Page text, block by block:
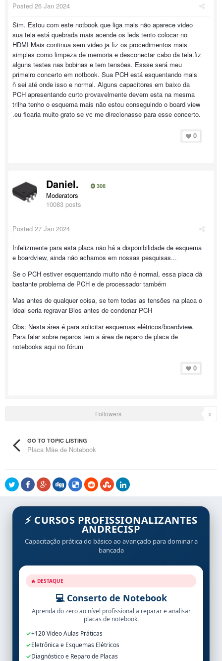
Posted 26 Jan 2024
Sim. Estou com este notbook que liga mais não aparece video
sua tela está quebrada mais acende os leds tento colocar no
HDMI Mais continua sem video ja fiz os procedimentos mais
simples como limpeza de memoria e desconectar cabo da tela.fiz
alguns testes nas bobinas e tem tensões. Essse será meu
primeiro concerto em notbook. Sua PCH está esquentando mais
ñ sei até onde isso e normal. Alguns capacitores em baixo da
PCH apresentando curto provavelmente devem esta na mesma
trilha tenho o esquema mais não estou conseguindo o board view
.eu ficaria muito grato se vc me direcionasse para esse concerto.
0
Daniel. 308
Moderators
10083 posts
Posted 27 Jan 2024
Infelizmente para esta placa não há a disponibilidade de esquema
e boardview, ainda não achamos em nossas pesquisas...
Se o PCH estiver esquentando muito não é normal, essa placa dá
bastante problema de PCH e de processador também
Mas antes de qualquer coisa, se tem todas as tensões na placa o
ideal seria regravar Bios antes de condenar PCH
Obs: Nesta área é para solicitar esquemas elétricos/boardview.
Para falar sobre reparos tem a área de reparo de placa de
notebooks aqui no fórum
0
Followers 0
GO TO TOPIC LISTING
Placa Mãe de Notebook
⚡ CURSOS PROFISSIONALIZANTES
ANDRECISP
Capacitação prática do básico ao avançado para dominar a
bancada
🔥 DESTAQUE
💻 Conserto de Notebook
Aprenda do zero ao nível profissional a reparar e analisar
placas de notebook.
✓+120 Vídeo Aulas Práticas
✓Eletrônica e Esquemas Elétricos
✓Diagnóstico e Reparo de Placas